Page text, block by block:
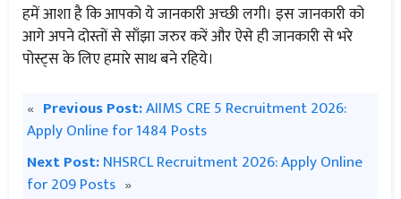
हमें आशा है कि आपको ये जानकारी अच्छी लगी। इस जानकारी को
आगे अपने दोस्तों से साँझा जरुर करें और ऐसे ही जानकारी से भरे
पोस्ट्स के लिए हमारे साथ बने रहिये।
« Previous Post:AIIMS CRE 5 Recruitment 2026:
Apply Online for 1484 Posts
Next Post:NHSRCL Recruitment 2026: Apply Online
for 209 Posts »